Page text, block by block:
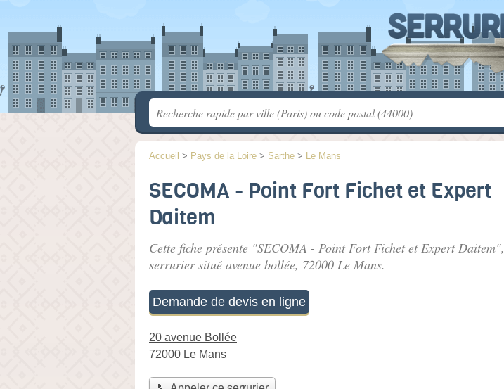
Accueil > Pays de la Loire > Sarthe > Le Mans
SECOMA - Point Fort Fichet et Expert
Daitem
Cette fiche présente "SECOMA - Point Fort Fichet et Expert Daitem",
serrurier situé avenue bollée, 72000 Le Mans.
Demande de devis en ligne
20 avenue Bollée
72000 Le Mans